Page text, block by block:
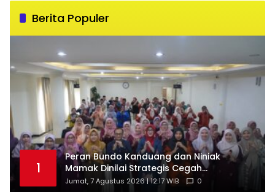
Berita Populer
1
Peran Bundo Kanduang dan Niniak
Mamak Dinilai Strategis Cegah
Perkawinan Usia Anak
Jumat, 7 Agustus 2026 | 12:17 WIB 0